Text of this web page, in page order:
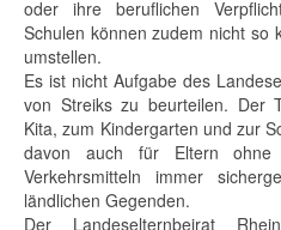
oder ihre beruflichen
Schulen können zudem nicht so
umstellen.
Es ist nicht Aufgabe des
von Streiks zu beurteilen. Der
Kita, zum Kindergarten und zur
davon auch für Eltern ohne
Verkehrsmitteln immer
ländlichen Gegenden.
Der Landeselternbeirat